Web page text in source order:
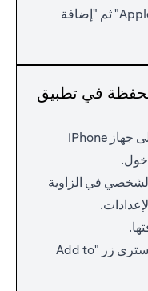
"المحفظة و آبل باي/Apple Pay" ثم "إضافة
في تطبيق
افتح تطبيق Citi Mobile على جهاز iPhone
في الزاوية
إذا كانت البطاقة مؤهلة ، فسترى زر "Add to